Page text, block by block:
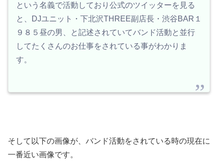
という名義で活動しており公式のツイッターを見る
と、DJユニット・下北沢THREE副店長・渋谷BAR１
９８５昼の男、と記述されていてバンド活動と並行
してたくさんのお仕事をされている事がわかりま
す。
そして以下の画像が、バンド活動をされている時の現在に
一番近い画像です。